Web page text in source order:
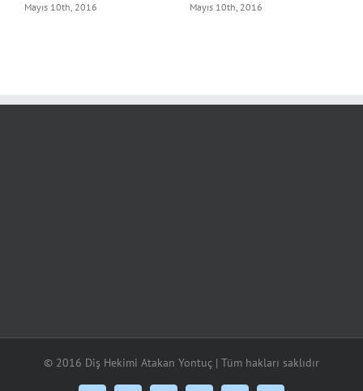
Mayıs 10th, 2016 Mayıs 10th, 2016
© 2016 Diş Hekimi Atakan Yontuç | Tüm hakları saklıdır